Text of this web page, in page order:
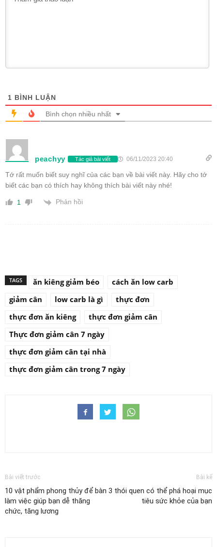
1 BÌNH LUẬN
Bình chọn nhiều nhất
peachyy Tác giả bài viết 06/11/2023 20:40
Tớ rất muốn biết suy nghĩ của các bạn về bài viết này. Hãy cho tớ
biết các bạn có thích hay không thích bài viết này nhé!
1 Phản hồi
TAGS ăn kiêng giảm béo
cách ăn low carb
giảm cân
low carb là gì
thực đơn
thực đơn ăn kiêng
thực đơn giảm cân
Thực đơn giảm cân 7 ngày
thực đơn giảm cân tại nhà
thực đơn giảm cân trong 7 ngày
Bài viết trước
10 vật phẩm phong thủy để bàn
làm việc giúp bạn dễ thăng
chức, tăng lương
Bài kế
3 thói quen có thể phá hoại mục
tiêu sức khỏe của bạn